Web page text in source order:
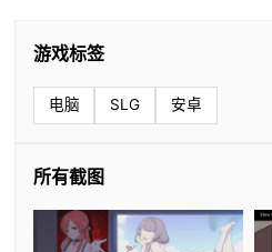
游戏标签
电脑 SLG 安卓
所有截图